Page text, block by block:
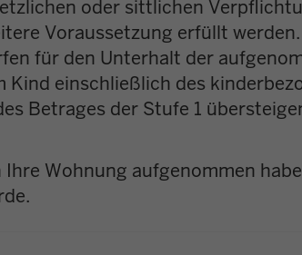
oder sittlichen
Voraussetzung erfüllt werden.
für den Unterhalt der
Kind einschließlich des
Betrages der Stufe 1
Ihre Wohnung aufgenommen